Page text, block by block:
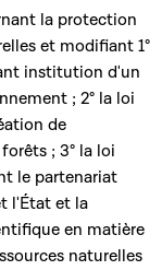
la protection
et modifiant 1°
institution d'un
; 2° la loi
de
; 3° la loi
le partenariat
l'État et la
en matière
naturelles